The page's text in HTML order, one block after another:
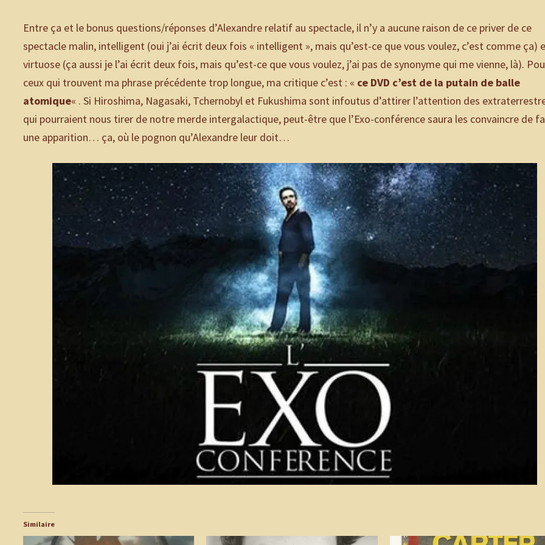
Entre ça et le bonus questions/réponses d’Alexandre relatif au spectacle, il n’y a aucune raison de ce priver de ce
spectacle malin, intelligent (oui j’ai écrit deux fois « intelligent », mais qu’est-ce que vous voulez, c’est comme ça)
virtuose (ça aussi je l’ai écrit deux fois, mais qu’est-ce que vous voulez, j’ai pas de synonyme qui me vienne, là).
ceux qui trouvent ma phrase précédente trop longue, ma critique c’est : « ce DVD c’est de la putain de balle
atomique« . Si Hiroshima, Nagasaki, Tchernobyl et Fukushima sont infoutus d’attirer l’attention des
qui pourraient nous tirer de notre merde intergalactique, peut-être que l’Exo-conférence saura les convaincre de
une apparition… ça, où le pognon qu’Alexandre leur doit…
Similaire